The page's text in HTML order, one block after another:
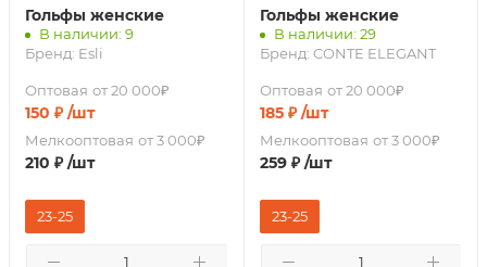
Гольфы женские
В наличии: 9
Бренд: Esli
Оптовая от 20 000₽
150 ₽ /шт
Мелкооптовая от 3 000₽
210 ₽ /шт
23-25
Гольфы женские
В наличии: 29
Бренд: CONTE ELEGANT
Оптовая от 20 000₽
185₽ /шт
Мелкооптовая от 3 000₽
259₽ /шт
23-25